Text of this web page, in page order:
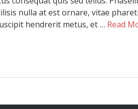
nulla at est ornare, vitae
hendrerit metus, et … Read